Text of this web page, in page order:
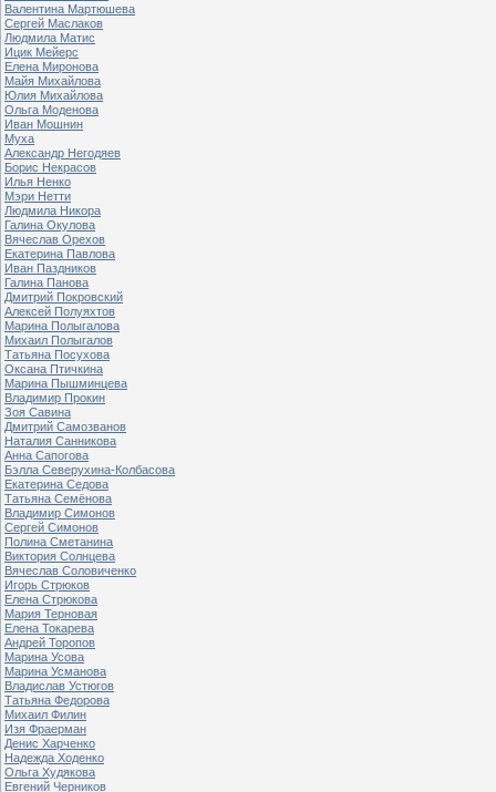
Валентина Мартюшева
Сергей Маслаков
Людмила Матис
Ицик Мейерс
Елена Миронова
Майя Михайлова
Юлия Михайлова
Ольга Моденова
Иван Мошнин
Муха
Александр Негодяев
Борис Некрасов
Илья Ненко
Мэри Нетти
Людмила Никора
Галина Окулова
Вячеслав Орехов
Екатерина Павлова
Иван Паздников
Галина Панова
Дмитрий Покровский
Алексей Полуяхтов
Марина Полыгалова
Михаил Полыгалов
Татьяна Посухова
Оксана Птичкина
Марина Пышминцева
Владимир Прокин
Зоя Савина
Дмитрий Самозванов
Наталия Санникова
Анна Сапогова
Бэлла Северухина-Колбасова
Екатерина Седова
Татьяна Семёнова
Владимир Симонов
Сергей Симонов
Полина Сметанина
Виктория Солнцева
Вячеслав Соловиченко
Игорь Стрюков
Елена Стрюкова
Мария Терновая
Елена Токарева
Андрей Торопов
Марина Усова
Марина Усманова
Владислав Устюгов
Татьяна Федорова
Михаил Филин
Изя Фраерман
Денис Харченко
Надежда Ходенко
Ольга Худякова
Евгений Черников